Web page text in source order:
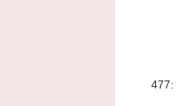
477: